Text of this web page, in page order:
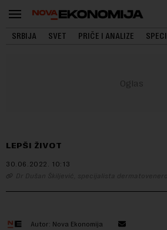
SRBIJA SVET PRIČE I ANALIZE
LEPŠI ŽIVOT
30.06.2022. 10:13
Dr Dušan Škiljević, specijalista
Autor: Nova Ekonomija